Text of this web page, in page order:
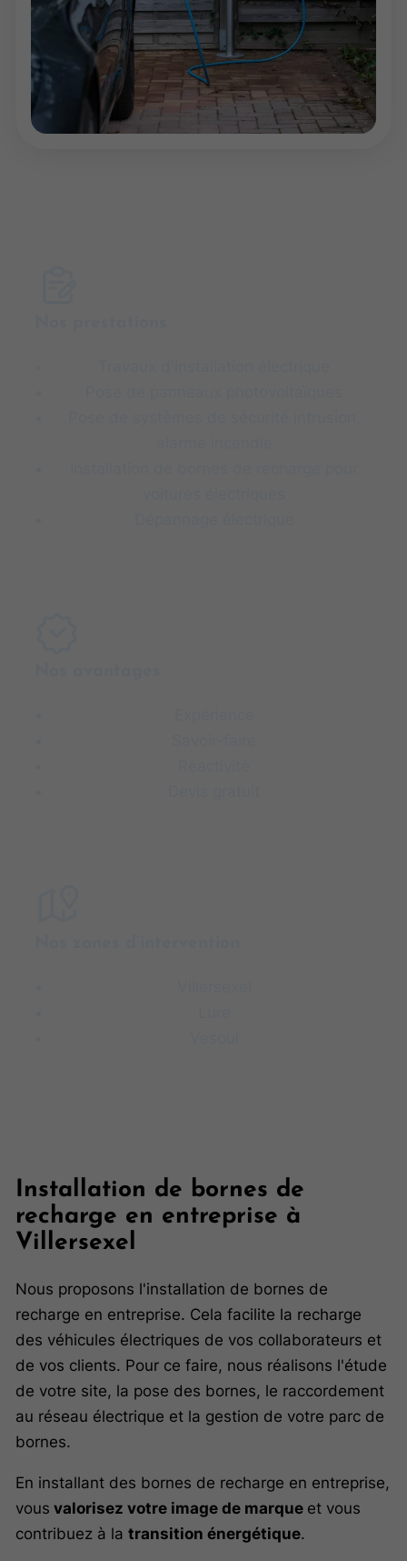
Installation de bornes de
recharge en entreprise à
Villersexel
Nous proposons l'installation de bornes de
recharge en entreprise. Cela facilite la recharge
des véhicules électriques de vos collaborateurs et
de vos clients. Pour ce faire, nous réalisons l'étude
de votre site, la pose des bornes, le raccordement
au réseau électrique et la gestion de votre parc de
bornes.
En installant des bornes de recharge en entreprise,
vous valorisez votre image de marque et vous
contribuez à latransition énergétique.